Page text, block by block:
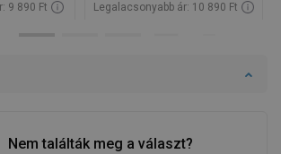
Nem találták meg a választ?
9 890 Ft
Legalacsonyabb ár: 10 890 Ft